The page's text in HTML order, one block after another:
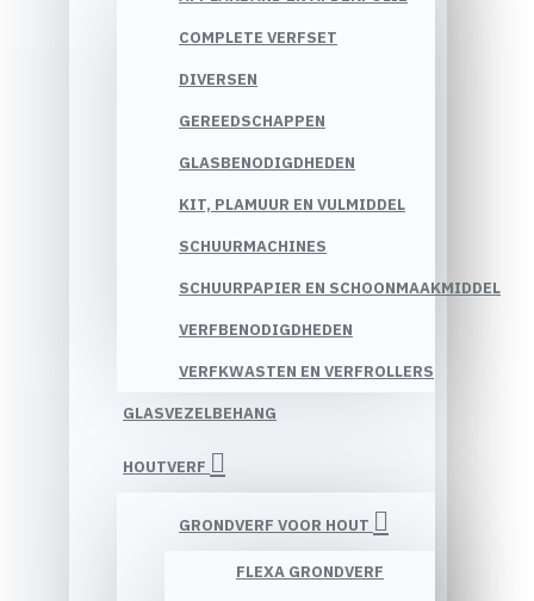
COMPLETE VERFSET
DIVERSEN
GEREEDSCHAPPEN
GLASBENODIGDHEDEN
KIT, PLAMUUR EN VULMIDDEL
SCHUURMACHINES
SCHUURPAPIER EN SCHOONMAAKMIDDEL
VERFBENODIGDHEDEN
VERFKWASTEN EN VERFROLLERS
GLASVEZELBEHANG
HOUTVERF
GRONDVERF VOOR HOUT
FLEXA GRONDVERF